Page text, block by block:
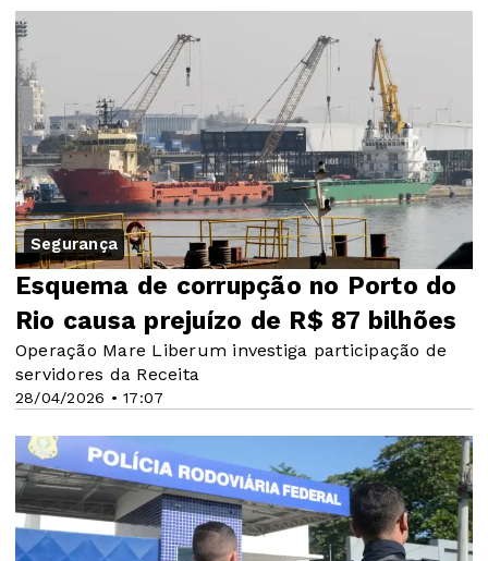
Segurança
28/04/2026 • 17:07
Esquema de corrupção no Porto do
Rio causa prejuízo de R$ 87 bilhões
Operação Mare Liberum investiga participação de
servidores da Receita